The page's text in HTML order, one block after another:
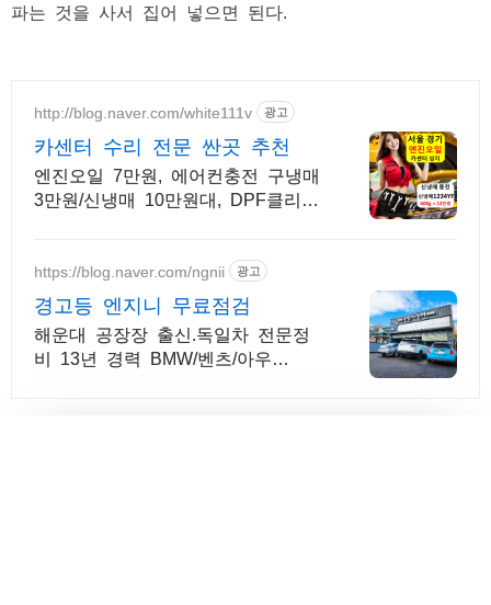
파는 것을 사서 집어 넣으면 된다.
http://blog.naver.com/white111v 광고
카센터 수리 전문 싼곳 추천
엔진오일 7만원, 에어컨충전 구냉매
3만원/신냉매 10만원대, DPF클리닝
클리닝 20만원
https://blog.naver.com/ngnii 광고
경고등 엔지니 무료점검
해운대 공장장 출신.독일차 전문정
비 13년 경력 BMW/벤츠/아우